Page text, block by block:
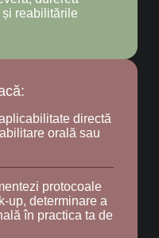
reabilitările
directă
orală sau
protocoale
up, determinare a
în practica ta de